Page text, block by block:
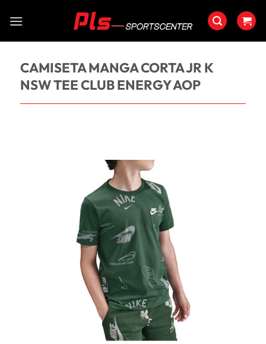
CAMISETA MANGA CORTA JR K
NSW TEE CLUB ENERGY AOP